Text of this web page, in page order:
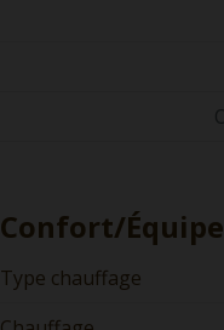
Confort/
Type chauffage